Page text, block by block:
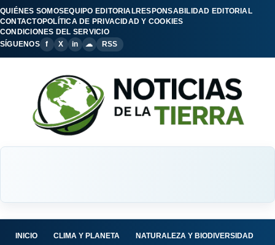
QUIÉNES SOMOSEQUIPO EDITORIALRESPONSABILIDAD EDITORIAL
CONTACTOPOLÍTICA DE PRIVACIDAD Y COOKIES
CONDICIONES DEL SERVICIO
SÍGUENOS
f X in ☁ RSS
INICIO CLIMA Y PLANETA NATURALEZA Y BIODIVERSIDAD